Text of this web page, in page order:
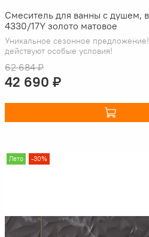
Смеситель для ванны с душем,
4330/17Y золото матовое
Уникальное сезонное
действуют особые условия!
62 684 ₽
42 690 ₽
Лето -30%